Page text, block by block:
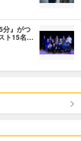
分』がつ
ト15名…